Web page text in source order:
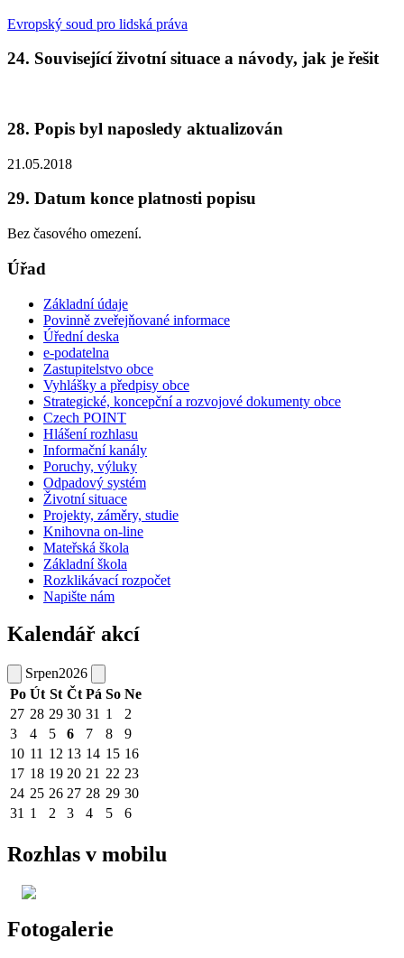
Evropský soud pro lidská práva
24. Související životní situace a návody, jak je řešit
28. Popis byl naposledy aktualizován
21.05.2018
29. Datum konce platnosti popisu
Bez časového omezení.
Úřad
Základní údaje
Povinně zveřejňované informace
Úřední deska
e-podatelna
Zastupitelstvo obce
Vyhlášky a předpisy obce
Strategické, koncepční a rozvojové dokumenty obce
Czech POINT
Hlášení rozhlasu
Informační kanály
Poruchy, výluky
Odpadový systém
Životní situace
Projekty, záměry, studie
Knihovna on-line
Mateřská škola
Základní škola
Rozklikávací rozpočet
Napište nám
Kalendář akcí
Srpen2026
Po Út St Čt Pá So Ne
27 28 29 30 31 1
2
3
4 5 6 7 8
9
10 11 12 13 14 15 16
17 18 19 20 21 22 23
24 25 26 27 28 29 30
31 1 2 3 4 5 6
Rozhlas v mobilu
Fotogalerie